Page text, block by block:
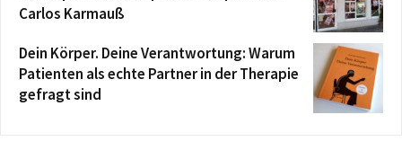
Carlos Karmauß
Dein Körper. Deine Verantwortung: Warum
Patienten als echte Partner in der Therapie
gefragt sind